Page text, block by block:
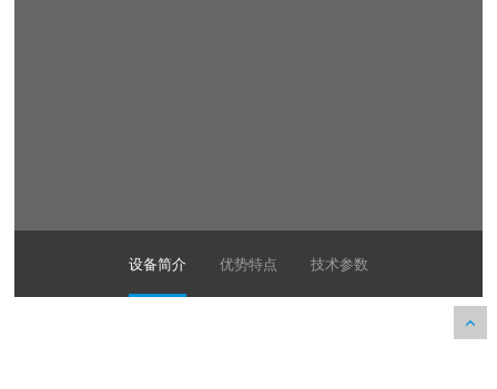
设备简介 优势特点 技术参数